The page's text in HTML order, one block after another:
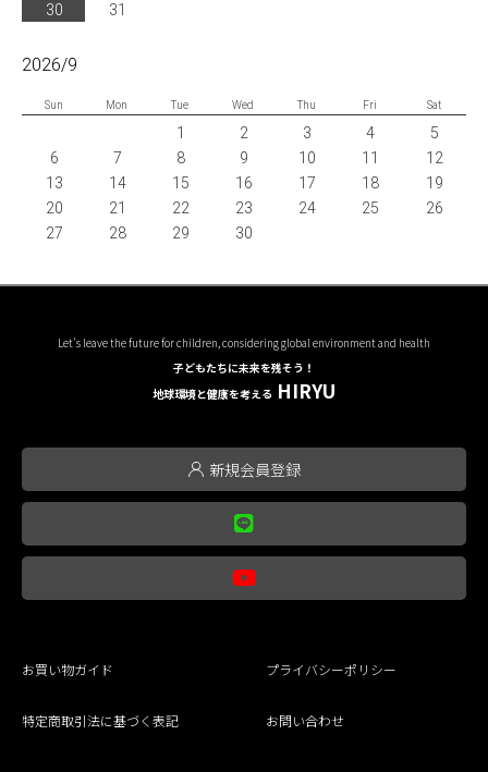
30
31
2026/9
Sun Mon Tue Wed Thu Fri Sat
1 2 3 4
5
6
7 8 9 10 11
12
13
14 15 16 17 18
19
20
21 22 23 24 25
26
27
28 29 30
Let's leave the future for children, considering global environment and health
子どもたちに未来を残そう！
地球環境と健康を考える HIRYU
新規会員登録
お買い物ガイド プライバシーポリシー
特定商取引法に基づく表記 お問い合わせ